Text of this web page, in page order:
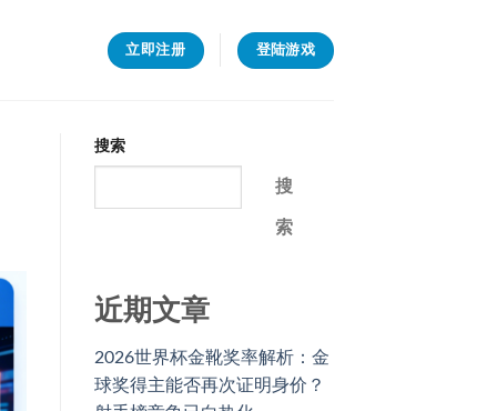
立即注册 登陆游戏
搜索
搜
索
近期文章
2026世界杯金靴奖率解析：金
球奖得主能否再次证明身价？